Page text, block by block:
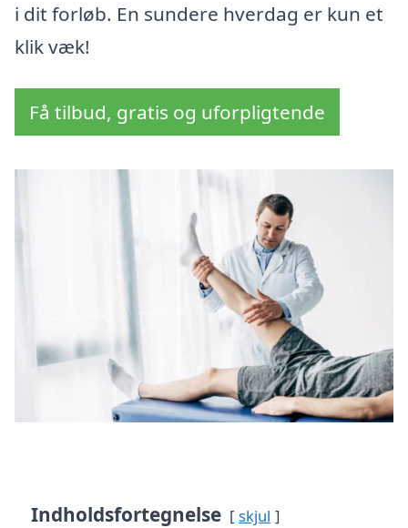
i dit forløb. En sundere hverdag er kun et
klik væk!
Få tilbud, gratis og uforpligtende
Indholdsfortegnelse skjul